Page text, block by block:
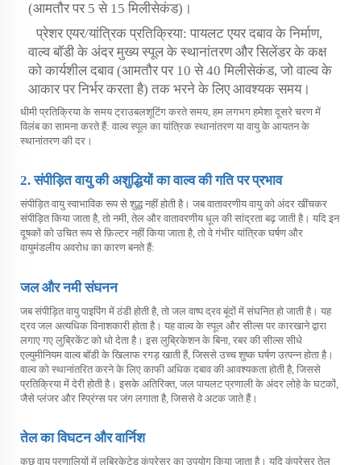
(आमतौर पर 5 से 15 मिलीसेकंड)।
प्रेशर एयर/यांत्रिक प्रतिक्रिया: पायलट एयर दबाव के निर्माण,
वाल्व बॉडी के अंदर मुख्य स्पूल के स्थानांतरण और सिलेंडर के कक्ष
को कार्यशील दबाव (आमतौर पर 10 से 40 मिलीसेकंड, जो वाल्व के
आकार पर निर्भर करता है) तक भरने के लिए आवश्यक समय।
धीमी प्रतिक्रिया के समय ट्राउबलशूटिंग करते समय, हम लगभग हमेशा दूसरे चरण में
विलंब का सामना करते हैं: वाल्व स्पूल का यांत्रिक स्थानांतरण या वायु के आयतन के
स्थानांतरण की दर।
2. संपीड़ित वायु की अशुद्धियों का वाल्व की गति पर प्रभाव
संपीड़ित वायु स्वाभाविक रूप से शुद्ध नहीं होती है। जब वातावरणीय वायु को अंदर खींचकर
संपीड़ित किया जाता है, तो नमी, तेल और वातावरणीय धूल की सांद्रता बढ़ जाती है। यदि इन
दूषकों को उचित रूप से फ़िल्टर नहीं किया जाता है, तो वे गंभीर यांत्रिक घर्षण और
वायुमंडलीय अवरोध का कारण बनते हैं:
जल और नमी संघनन
जब संपीड़ित वायु पाइपिंग में ठंडी होती है, तो जल वाष्प द्रव बूंदों में संघनित हो जाती है। यह
द्रव जल अत्यधिक विनाशकारी होता है। यह वाल्व के स्पूल और सील्स पर कारखाने द्वारा
लगाए गए लुब्रिकेंट को धो देता है। इस लुब्रिकेशन के बिना, रबर की सील्स सीधे
एल्युमीनियम वाल्व बॉडी के खिलाफ रगड़ खाती हैं, जिससे उच्च शुष्क घर्षण उत्पन्न होता है।
वाल्व को स्थानांतरित करने के लिए काफी अधिक दबाव की आवश्यकता होती है, जिससे
प्रतिक्रिया में देरी होती है। इसके अतिरिक्त, जल पायलट प्रणाली के अंदर लोहे के घटकों,
जैसे प्लंजर और स्प्रिंग्स पर जंग लगाता है, जिससे वे अटक जाते हैं।
तेल का विघटन और वार्निश
कुछ वायु प्रणालियों में लुब्रिकेटेड कंप्रेसर का उपयोग किया जाता है। यदि कंप्रेसर तेल